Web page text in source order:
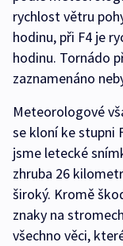
rychlost větru
hodinu, při F4 je
hodinu. Tornádo
zaznamenáno
Meteorologové
se kloní ke stupni
jsme letecké
zhruba 26
široký. Kromě
znaky na
všechno věci,